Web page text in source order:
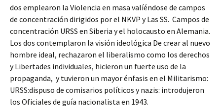
dos emplearon la Violencia en masa valíéndose de campos
de concentración dirigidos por el NKVP y Las SS. Campos de
concentración URSS en Siberia y el holocausto en Alemania.
Los dos contemplaron la visión ideológica De crear al nuevo
hombre ideal, rechazaron el liberalismo como los derechos
y Libertades individuales, hicieron un fuerte uso de la
propaganda, y tuvieron un mayor énfasis en el Militarismo:
URSS:dispuso de comisarios políticos y nazis: introdujeron
los Oficiales de guía nacionalista en 1943.